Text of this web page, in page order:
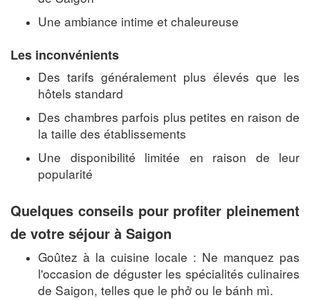
Une ambiance intime et chaleureuse
Les inconvénients
Des tarifs généralement plus élevés que les
hôtels standard
Des chambres parfois plus petites en raison de
la taille des établissements
Une disponibilité limitée en raison de leur
popularité
Quelques conseils pour profiter pleinement
de votre séjour à Saigon
Goûtez à la cuisine locale : Ne manquez pas
l'occasion de déguster les spécialités culinaires
de Saigon, telles que le phở ou le bánh mì.